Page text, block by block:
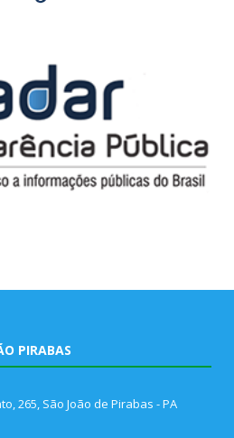
PIRABAS
265, São João de Pirabas - PA